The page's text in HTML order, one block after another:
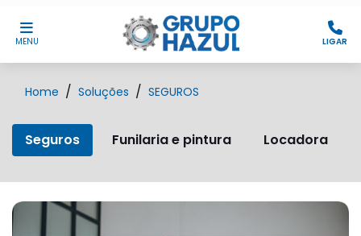
MENU LIGAR
Home Soluções SEGUROS
Funilaria e pintura Locadora
Seguros